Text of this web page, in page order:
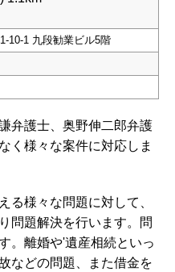
10-1 九段勧業ビル5階
弁護士、奥野伸二郎弁護
く様々な案件に対応しま
る様々な問題に対して、
問題解決を行います。問
。離婚や'遺産相続といっ
などの問題、また借金を